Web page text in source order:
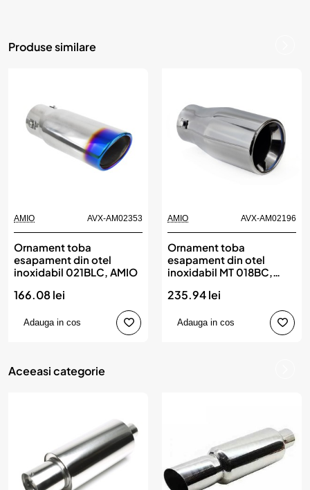
Produse similare
AMIO AVX-AM02353
Ornament toba
esapament din otel
inoxidabil 021BLC, AMIO
166.08 lei
Adauga in cos
AMIO AVX-AM02196
Ornament toba
esapament din otel
inoxidabil MT 018BC,
235.94 lei
Adauga in cos
Aceeasi categorie